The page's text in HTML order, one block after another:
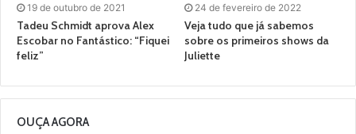
19 de outubro de 2021
Tadeu Schmidt aprova Alex
Escobar no Fantástico: “Fiquei
feliz”
24 de fevereiro de 2022
Veja tudo que já sabemos
sobre os primeiros shows da
Juliette
OUÇA AGORA